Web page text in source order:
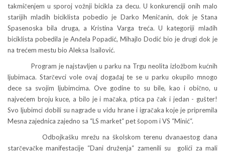
takmičenjem u sporoj vožnji bicikla za decu. U konkurenciji onih malo
starijih mladih biciklista pobedio je Darko Meničanin, dok je Stana
Spasenoska bila druga, a Kristina Varga treća. U kategoriji mlađih
biciklista pobedila je Anđela Popadić, Mihajlo Dodić bio je drugi dok je
na trećem mestu bio Aleksa Isailović.
Program je najstavljen u parku na Trgu neolita izložbom kućnih
ljubimaca. Starčevci vole ovaj događaj te se u parku okupilo mnogo
dece sa svojim ljubimcima. Ove godine to su bile, kao i obično, u
najvećem broju kuce, a bilo je i mačaka, ptica pa čak i jedan - gušter!
Svo ljubimci dobili su nagrade u vidu hrane i igračaka koje je pripremila
Mesna zajednica zajedno sa “LS market“ pet šopom i VS “Minić“.
Odbojkašku mrežu na školskom terenu dvanaestog dana
starčevačke manifestacije “Dani druženja“ zamenili su golići za mali